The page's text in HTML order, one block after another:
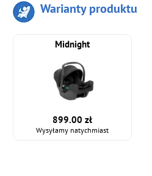
Warianty produktu
Midnight
899.00 zł
Wysyłamy natychmiast